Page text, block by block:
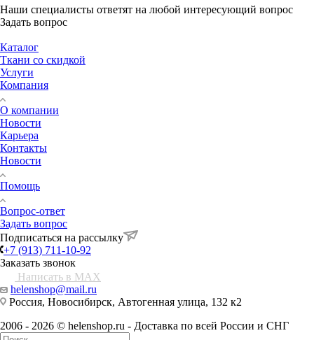
Наши специалисты ответят на любой интересующий вопрос
Задать вопрос
Каталог
Ткани со скидкой
Услуги
Компания
О компании
Новости
Карьера
Контакты
Новости
Помощь
Вопрос-ответ
Задать вопрос
Подписаться на рассылку
+7 (913) 711-10-92
Заказать звонок
Написать в MAX
helenshop@mail.ru
Россия, Новосибирск, Автогенная улица, 132 к2
2006 - 2026 © helenshop.ru - Доставка по всей России и СНГ